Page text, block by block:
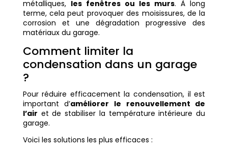
métalliques, les fenêtres ou les murs. À long
terme, cela peut provoquer des moisissures, de la
corrosion et une dégradation progressive des
matériaux du garage.
Comment limiter la
condensation dans un garage
?
Pour réduire efficacement la condensation, il est
important d’améliorer le renouvellement de
l’air et de stabiliser la température intérieure du
garage.
Voici les solutions les plus efficaces :